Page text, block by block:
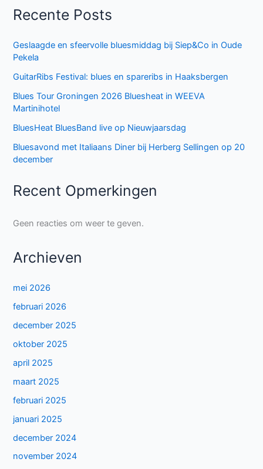
Recente Posts
Geslaagde en sfeervolle bluesmiddag bij Siep&Co in Oude
Pekela
GuitarRibs Festival: blues en spareribs in Haaksbergen
Blues Tour Groningen 2026 Bluesheat in WEEVA
Martinihotel
BluesHeat BluesBand live op Nieuwjaarsdag
Bluesavond met Italiaans Diner bij Herberg Sellingen op 20
december
Recent Opmerkingen
Geen reacties om weer te geven.
Archieven
mei 2026
februari 2026
december 2025
oktober 2025
april 2025
maart 2025
februari 2025
januari 2025
december 2024
november 2024